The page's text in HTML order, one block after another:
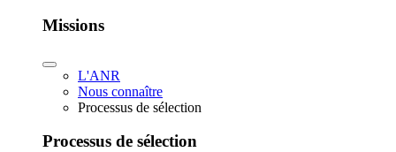
Missions
L'ANR
Nous connaître
Processus de sélection
Processus de sélection